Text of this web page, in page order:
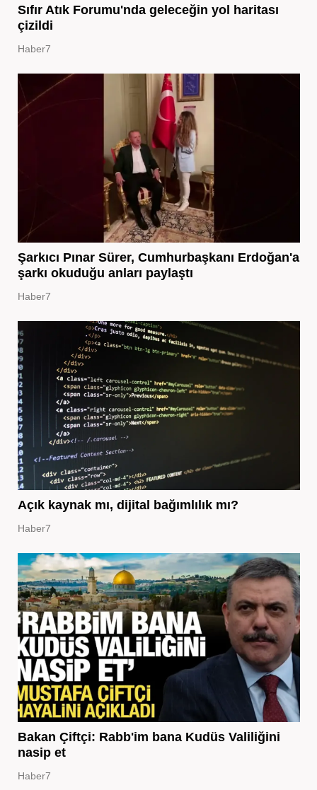
Sıfır Atık Forumu'nda geleceğin yol haritası
çizildi
Haber7
Şarkıcı Pınar Sürer, Cumhurbaşkanı Erdoğan'a
şarkı okuduğu anları paylaştı
Haber7
Açık kaynak mı, dijital bağımlılık mı?
Haber7
Bakan Çiftçi: Rabb'im bana Kudüs Valiliğini
nasip et
Haber7